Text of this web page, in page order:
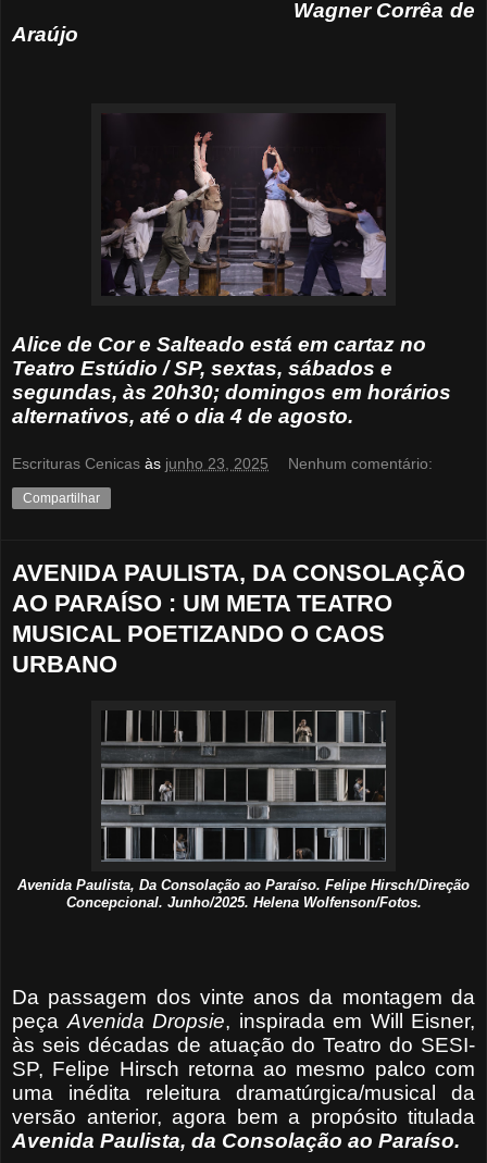
Wagner Corrêa de
Araújo
Alice de Cor e Salteado está em cartaz no
Teatro Estúdio / SP, sextas, sábados e
segundas, às 20h30; domingos em horários
alternativos, até o dia 4 de agosto.
Escrituras Cenicas às junho 23, 2025 Nenhum comentário:
Compartilhar
AVENIDA PAULISTA, DA CONSOLAÇÃO
AO PARAÍSO : UM META TEATRO
MUSICAL POETIZANDO O CAOS
URBANO
Avenida Paulista, Da Consolação ao Paraíso. Felipe Hirsch/Direção
Concepcional. Junho/2025. Helena Wolfenson/Fotos.
Da passagem dos vinte anos da montagem da
peça Avenida Dropsie, inspirada em Will Eisner,
às seis décadas de atuação do Teatro do SESI-
SP, Felipe Hirsch retorna ao mesmo palco com
uma inédita releitura dramatúrgica/musical da
versão anterior, agora bem a propósito titulada
Avenida Paulista, da Consolação ao Paraíso.